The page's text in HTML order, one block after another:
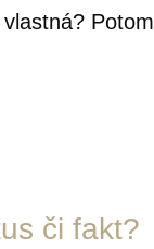
či fakt?